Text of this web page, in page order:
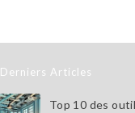
Derniers Articles
Top 10 des